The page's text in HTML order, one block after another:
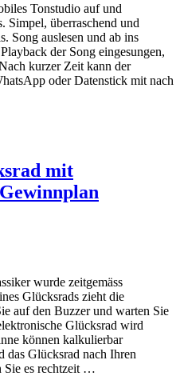
Tonstudio auf und
Simpel, überraschend und
Song auslesen und ab ins
der Song eingesungen,
kurzer Zeit kann der
oder Datenstick mit nach
mit
wurde zeitgemäss
Glücksrads zieht die
auf den Buzzer und warten Sie
Glücksrad wird
können kalkulierbar
das Glücksrad nach Ihren
Sie es rechtzeit …